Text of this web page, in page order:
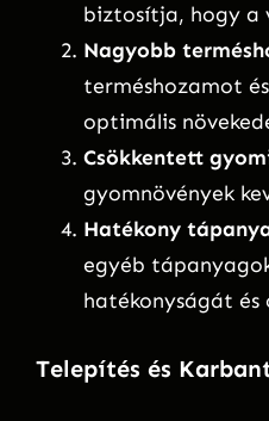
biztosítja, hogy a
Nagyobb
terméshozamot
optimális
Csökkentett
gyomnövények
Hatékony
egyéb
hatékonyságát
Telepítés és